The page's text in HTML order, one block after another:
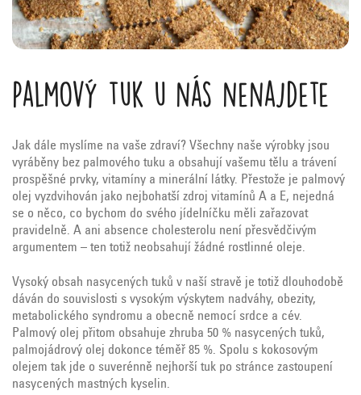
Palmový tuk u nás nenajdete
Jak dále myslíme na vaše zdraví? Všechny naše výrobky jsou
vyráběny bez palmového tuku a obsahují vašemu tělu a trávení
prospěšné prvky, vitamíny a minerální látky. Přestože je palmový
olej vyzdvihován jako nejbohatší zdroj vitamínů A a E, nejedná
se o něco, co bychom do svého jídelníčku měli zařazovat
pravidelně. A ani absence cholesterolu není přesvědčivým
argumentem – ten totiž neobsahují žádné rostlinné oleje.
Vysoký obsah nasycených tuků v naší stravě je totiž dlouhodobě
dáván do souvislosti s vysokým výskytem nadváhy, obezity,
metabolického syndromu a obecně nemocí srdce a cév.
Palmový olej přitom obsahuje zhruba 50 % nasycených tuků,
palmojádrový olej dokonce téměř 85 %. Spolu s kokosovým
olejem tak jde o suverénně nejhorší tuk po stránce zastoupení
nasycených mastných kyselin.